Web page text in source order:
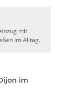
mit
im Alltag.
im